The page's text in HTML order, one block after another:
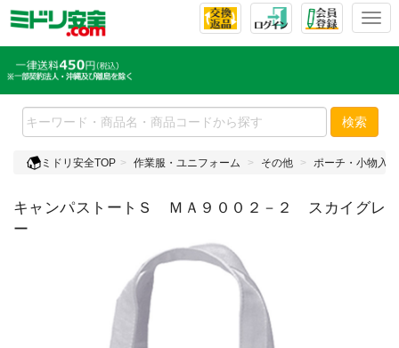
T
l
e
n
v
g
検索
ミドリ安全TOP 作業服・ユニフォーム その他 ポーチ・小物入れ
キャンパストートＳ ＭＡ９００２－２ スカイグレ
ー